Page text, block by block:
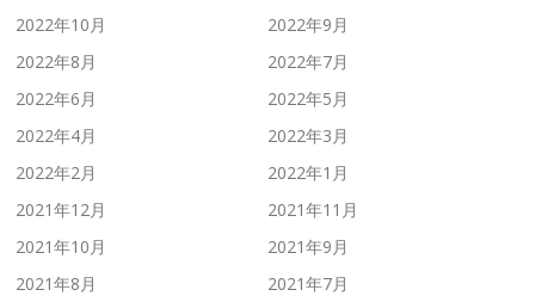
2022年10月
2022年9月
2022年8月
2022年7月
2022年6月
2022年5月
2022年4月
2022年3月
2022年2月
2022年1月
2021年12月
2021年11月
2021年10月
2021年9月
2021年8月
2021年7月